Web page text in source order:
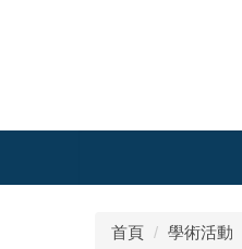
容
首頁 學術活動